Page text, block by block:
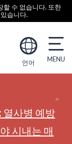
할 수 없습니다. 또한
습니다.
언어
열사병 예방
시내는 매